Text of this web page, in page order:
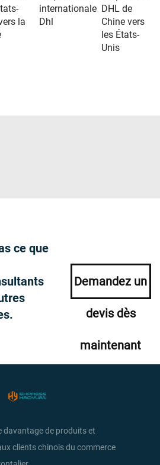
la
internationale
Dhl
DHL de
Chine vers
les États-
Unis
ce que
Demandez un
devis dès
maintenant
davantage de produits et
clients chinois du commerce